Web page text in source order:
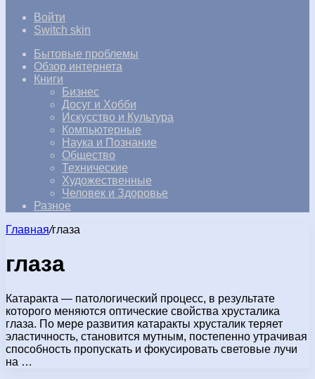
Войти
Switch skin
Бытовые проблемы
Обзор интернета
Книги
Бизнес
Досуг и Хобби
Искусство и Культура
Компьютерные
Наука и Познание
Общество
Технические
Художественные
Человек и Здоровье
Разное
Главная/глаза
глаза
Катаракта — патологический процесс, в результате
которого меняются оптические свойства хрусталика
глаза. По мере развития катаракты хрусталик теряет
эластичность, становится мутным, постепенно утрачивая
способность пропускать и фокусировать световые лучи
на …